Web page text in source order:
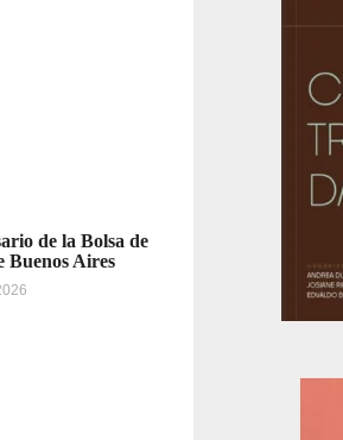
de la Bolsa de
Buenos Aires